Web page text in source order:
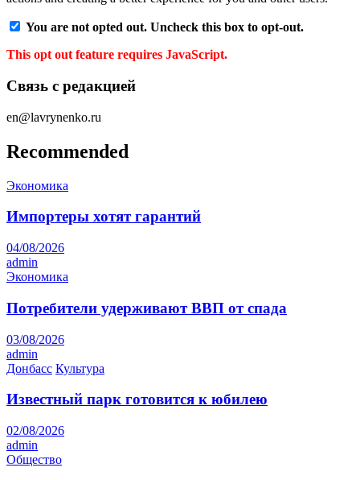
You are not opted out. Uncheck this box to opt-out.
This opt out feature requires JavaScript.
Связь с редакцией
en@lavrynenko.ru
Recommended
Экономика
Импортеры хотят гарантий
04/08/2026
admin
Экономика
Потребители удерживают ВВП от спада
03/08/2026
admin
Донбасс Культура
Известный парк готовится к юбилею
02/08/2026
admin
Общество